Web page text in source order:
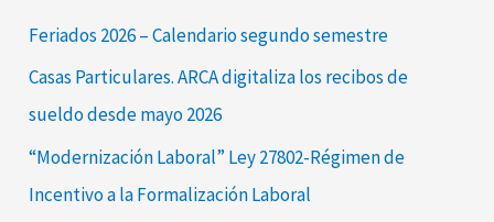
a
Feriados 2026 – Calendario segundo semestre
Casas Particulares. ARCA digitaliza los recibos de
sueldo desde mayo 2026
“Modernización Laboral” Ley 27802-Régimen de
Incentivo a la Formalización Laboral